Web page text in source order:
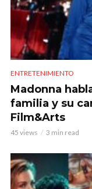
ENTRETENIMIENTO
Madonna
familia y su
Film&Arts
45 views 3 min read